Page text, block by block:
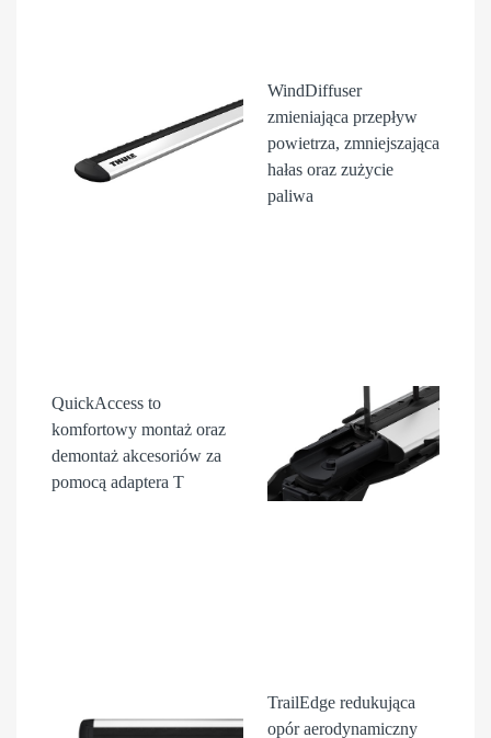
WindDiffuser
zmieniająca przepływ
powietrza, zmniejszająca
hałas oraz zużycie
paliwa
QuickAccess to
komfortowy montaż oraz
demontaż akcesoriów za
pomocą adaptera T
TrailEdge redukująca
opór aerodynamiczny